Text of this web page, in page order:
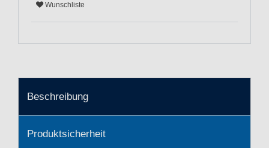
Wunschliste
Beschreibung
Produktsicherheit